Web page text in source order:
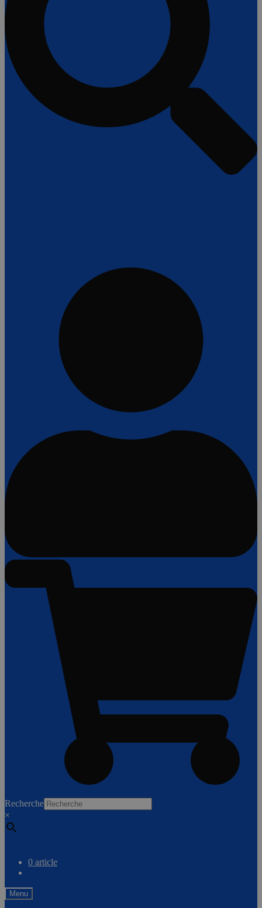
Recherche
×
0 article
Menu